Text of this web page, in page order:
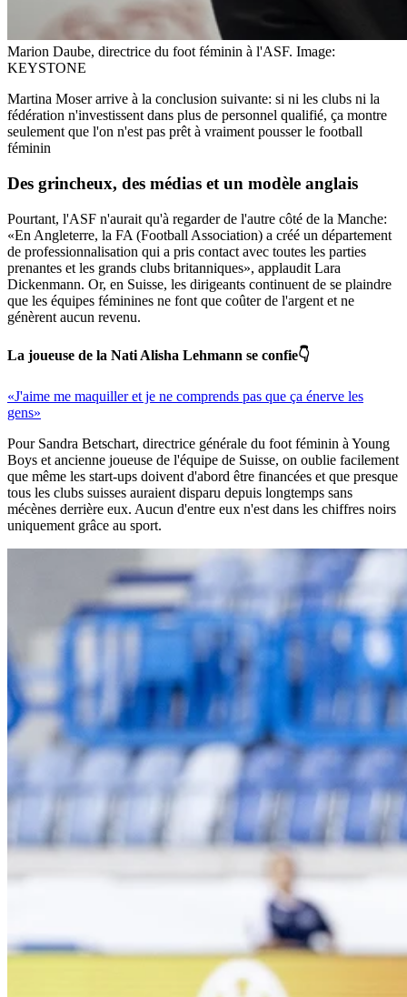
Marion Daube, directrice du foot féminin à l'ASF. Image:
KEYSTONE
Martina Moser arrive à la conclusion suivante: si ni les clubs ni la
fédération n'investissent dans plus de personnel qualifié, ça montre
seulement que l'on n'est pas prêt à vraiment pousser le football
féminin
Des grincheux, des médias et un modèle anglais
Pourtant, l'ASF n'aurait qu'à regarder de l'autre côté de la Manche:
«En Angleterre, la FA (Football Association) a créé un département
de professionnalisation qui a pris contact avec toutes les parties
prenantes et les grands clubs britanniques», applaudit Lara
Dickenmann. Or, en Suisse, les dirigeants continuent de se plaindre
que les équipes féminines ne font que coûter de l'argent et ne
génèrent aucun revenu.
La joueuse de la Nati Alisha Lehmann se confie👇
«J'aime me maquiller et je ne comprends pas que ça énerve les
gens»
Pour Sandra Betschart, directrice générale du foot féminin à Young
Boys et ancienne joueuse de l'équipe de Suisse, on oublie facilement
que même les start-ups doivent d'abord être financées et que presque
tous les clubs suisses auraient disparu depuis longtemps sans
mécènes derrière eux. Aucun d'entre eux n'est dans les chiffres noirs
uniquement grâce au sport.